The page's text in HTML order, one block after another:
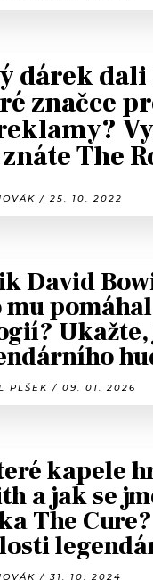
dárek
značce
The
/ 25. 10. 2022
David
mu
Ukažte,
PLŠEK / 09. 01. 2026
kapele
a jak se
The
/ 31. 10. 2024